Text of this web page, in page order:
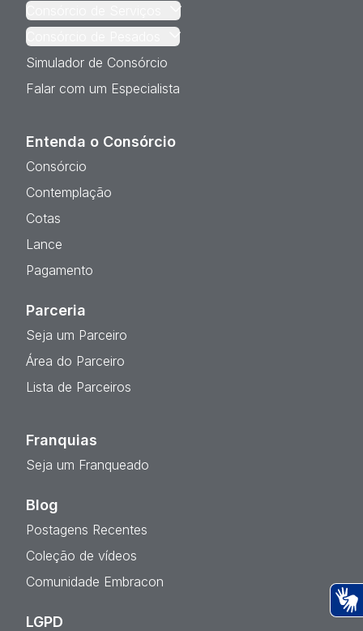
Simulador de Consórcio
Falar com um Especialista
Entenda o Consórcio
Consórcio
Contemplação
Cotas
Lance
Pagamento
Parceria
Seja um Parceiro
Área do Parceiro
Lista de Parceiros
Franquias
Seja um Franqueado
Blog
Postagens Recentes
Coleção de vídeos
Comunidade Embracon
LGPD